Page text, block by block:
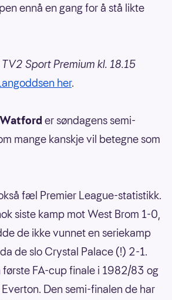
ennå en gang for å stå likte
Sport Premium kl. 18.15
her.
er søndagens semi-
mange kanskje vil betegne som
fæl Premier League-statistikk.
siste kamp mot West Brom 1-0,
de ikke vunnet en seriekamp
de slo Crystal Palace (!) 2-1.
FA-cup finale i 1982/83 og
Den semi-finalen de har